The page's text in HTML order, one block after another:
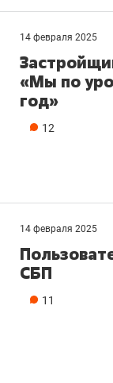
14 февраля 2025
«Мы по
год»
12
14 февраля 2025
СБП
11